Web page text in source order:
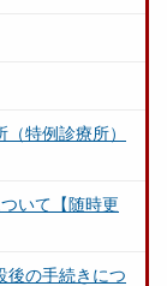
特例診療所）
いて【随時更
後の手続きにつ